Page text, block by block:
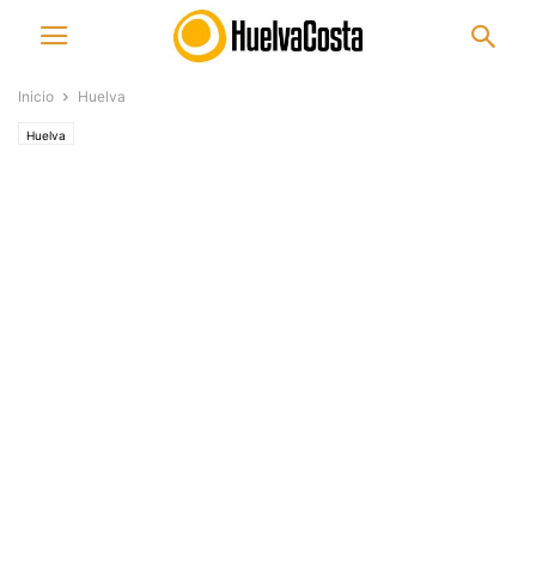
Inicio Huelva
Huelva